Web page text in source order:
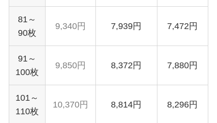
81～
90枚
9,340円 7,939円 7,472円
91～
100枚
9,850円 8,372円 7,880円
101～
110枚
10,370円 8,814円 8,296円